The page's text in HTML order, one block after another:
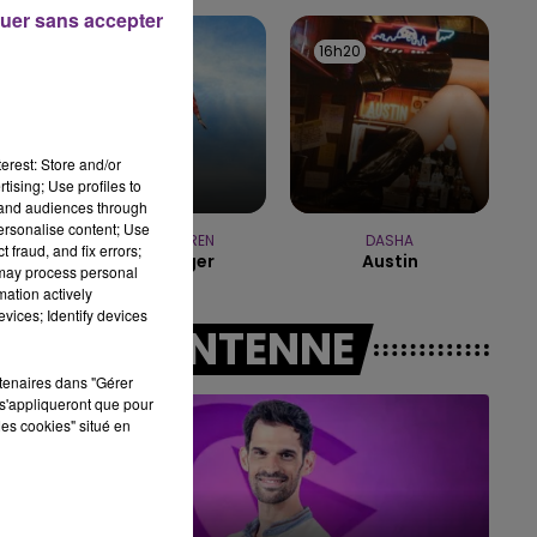
11h00 - 16h00
LE WEEK-END CHAMPAGNE FM
ALEX WARREN
Passenger
16h20
16h20
DASHA
Austin
A L'ANTENNE
Store and/or
Use profiles to
audiences through
content; Use
fraud, and fix errors;
process personal
actively
Identify devices
dans "Gérer
que pour
cookies" situé en
sans accepter